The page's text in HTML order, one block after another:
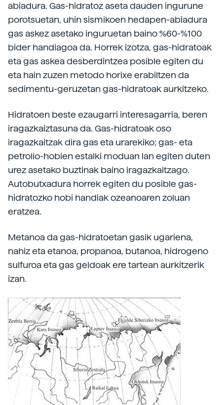
abiadura. Gas-hidratoz aseta dauden ingurune
porotsuetan, uhin sismikoen hedapen-abiadura
gas askez asetako inguruetan baino %60-%100
bider handiagoa da. Horrek izotza, gas-hidratoak
eta gas askea desberdintzea posible egiten du
eta hain zuzen metodo horixe erabiltzen da
sedimentu-geruzetan gas-hidratoak aurkitzeko.
Hidratoen beste ezaugarri interesagarria, beren
iragazkaiztasuna da. Gas-hidratoak oso
iragazkaitzak dira gas eta urarekiko; gas- eta
petrolio-hobien estalki moduan lan egiten duten
urez asetako buztinak baino iragazkaitzago.
Autobutxadura horrek egiten du posible gas-
hidratozko hobi handiak ozeanoaren zoluan
eratzea.
Metanoa da gas-hidratoetan gasik ugariena,
nahiz eta etanoa, propanoa, butanoa, hidrogeno
sulfuroa eta gas geldoak ere tartean aurkitzerik
izan.